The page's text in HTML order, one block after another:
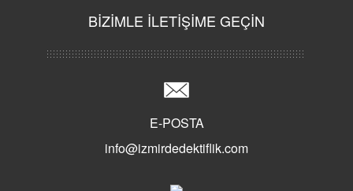
BİZİMLE İLETİŞİME GEÇİN
E-POSTA
info@izmirdedektiflik.com